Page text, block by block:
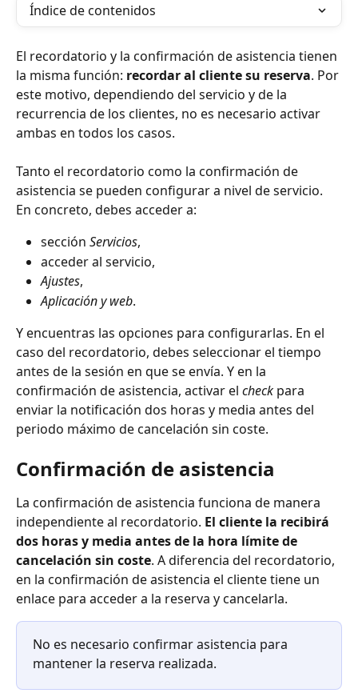
Índice de contenidos
El recordatorio y la confirmación de asistencia tienen
la misma función: recordar al cliente su reserva. Por
este motivo, dependiendo del servicio y de la
recurrencia de los clientes, no es necesario activar
ambas en todos los casos.
Tanto el recordatorio como la confirmación de
asistencia se pueden configurar a nivel de servicio.
En concreto, debes acceder a:
sección Servicios,
acceder al servicio,
Ajustes,
Aplicación y web.
Y encuentras las opciones para configurarlas. En el
caso del recordatorio, debes seleccionar el tiempo
antes de la sesión en que se envía. Y en la
confirmación de asistencia, activar el check para
enviar la notificación dos horas y media antes del
periodo máximo de cancelación sin coste.
Confirmación de asistencia
La confirmación de asistencia funciona de manera
independiente al recordatorio. El cliente la recibirá
dos horas y media antes de la hora límite de
cancelación sin coste. A diferencia del recordatorio,
en la confirmación de asistencia el cliente tiene un
enlace para acceder a la reserva y cancelarla.
No es necesario confirmar asistencia para
mantener la reserva realizada.